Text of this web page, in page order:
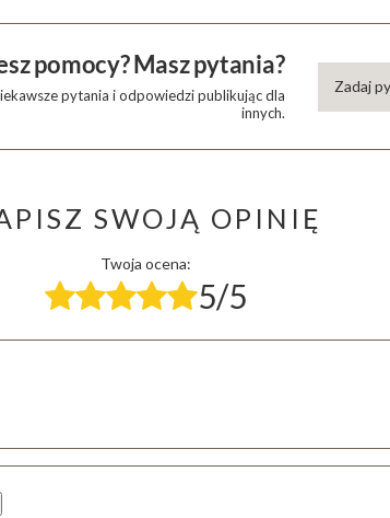
pomocy? Masz pytania?
pytania i odpowiedzi publikując dla
innych.
Zadaj
SWOJĄ OPINIĘ
Twoja ocena:
5/5